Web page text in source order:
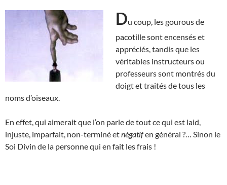
Du coup, les gourous de
pacotille sont encensés et
appréciés, tandis que les
véritables instructeurs ou
professeurs sont montrés du
doigt et traités de tous les
noms d’oiseaux.
En effet, qui aimerait que l’on parle de tout ce qui est laid,
injuste, imparfait, non-terminé etnégatifen général ?… Sinon le
Soi Divin de la personne qui en fait les frais !